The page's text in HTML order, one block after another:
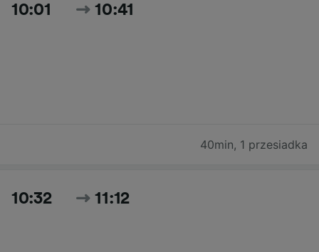
10:01 10:41
40min, 1 przesiadka
10:32 11:12